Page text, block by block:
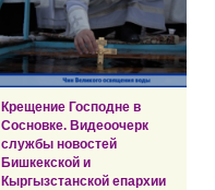
Крещение Господне в
Сосновке. Видеоочерк
службы новостей
Бишкекской и
Кыргызстанской епархии